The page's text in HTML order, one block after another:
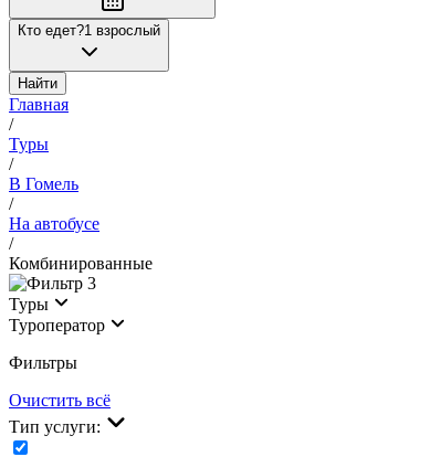
Кто едет?1 взрослый
Найти
Главная
/
Туры
/
В Гомель
/
На автобусе
/
Комбинированные
3
Туры
Туроператор
Фильтры
Очистить всё
Тип услуги: